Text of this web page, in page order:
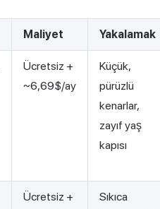
Maliyet Yakalamak
Ücretsiz +
~6,69$/ay
Küçük,
pürüzlü
kenarlar,
zayıf yaş
kapısı
Ücretsiz +
Sıkıca